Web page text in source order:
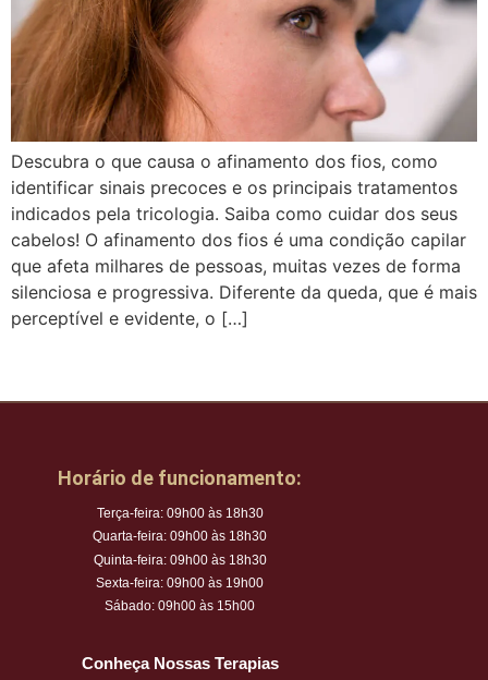
Descubra o que causa o afinamento dos fios, como
identificar sinais precoces e os principais tratamentos
indicados pela tricologia. Saiba como cuidar dos seus
cabelos! O afinamento dos fios é uma condição capilar
que afeta milhares de pessoas, muitas vezes de forma
silenciosa e progressiva. Diferente da queda, que é mais
perceptível e evidente, o […]
Horário de funcionamento:
Terça-feira: 09h00 às 18h30
Quarta-feira: 09h00 às 18h30
Quinta-feira: 09h00 às 18h30
Sexta-feira: 09h00 às 19h00
Sábado: 09h00 às 15h00
Conheça Nossas Terapias